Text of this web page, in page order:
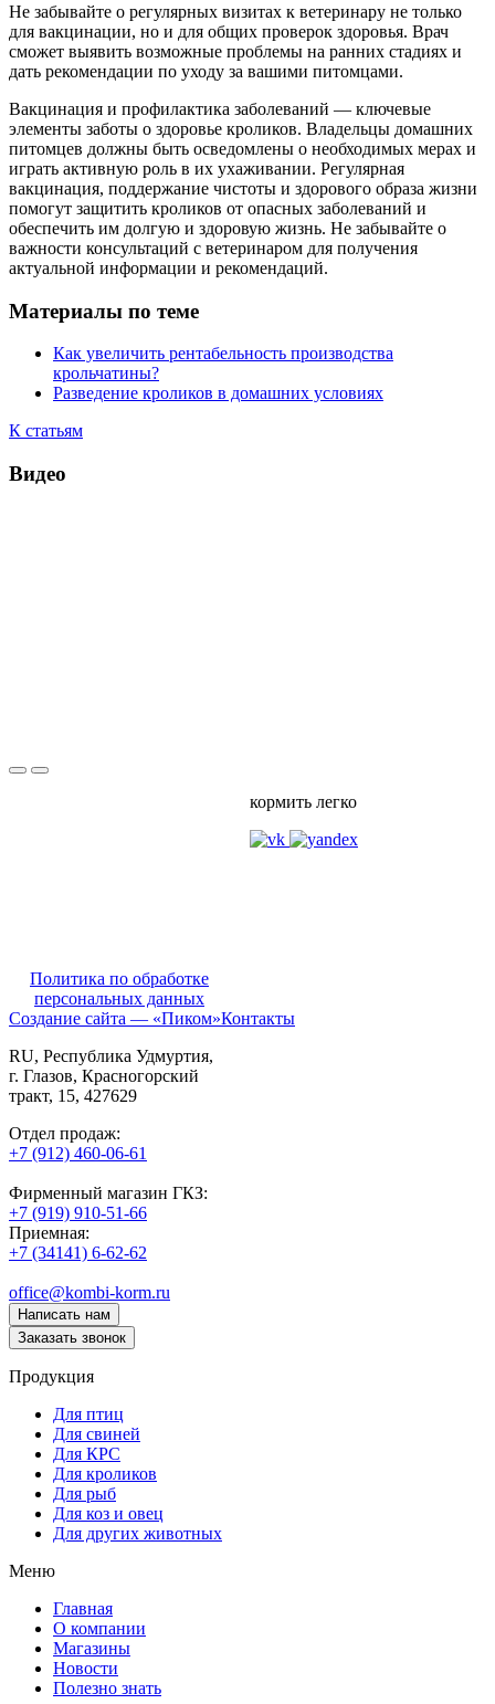
Не забывайте о регулярных визитах к ветеринару не только
для вакцинации, но и для общих проверок здоровья. Врач
сможет выявить возможные проблемы на ранних стадиях и
дать рекомендации по уходу за вашими питомцами.
Вакцинация и профилактика заболеваний — ключевые
элементы заботы о здоровье кроликов. Владельцы домашних
питомцев должны быть осведомлены о необходимых мерах и
играть активную роль в их ухаживании. Регулярная
вакцинация, поддержание чистоты и здорового образа жизни
помогут защитить кроликов от опасных заболеваний и
обеспечить им долгую и здоровую жизнь. Не забывайте о
важности консультаций с ветеринаром для получения
актуальной информации и рекомендаций.
Материалы по теме
Как увеличить рентабельность производства
крольчатины?
Разведение кроликов в домашних условиях
К статьям
Видео
кормить легко
Политика по обработке
персональных данных
Создание сайта — «Пиком»Контакты
RU, Республика Удмуртия,
г. Глазов, Красногорский
тракт, 15, 427629
Отдел продаж:
+7 (912) 460-06-61
Фирменный магазин ГКЗ:
+7 (919) 910-51-66
Приемная:
+7 (34141) 6-62-62
office@kombi-korm.ru
Написать нам
Заказать звонок
Продукция
Для птиц
Для свиней
Для КРС
Для кроликов
Для рыб
Для коз и овец
Для других животных
Меню
Главная
О компании
Магазины
Новости
Полезно знать